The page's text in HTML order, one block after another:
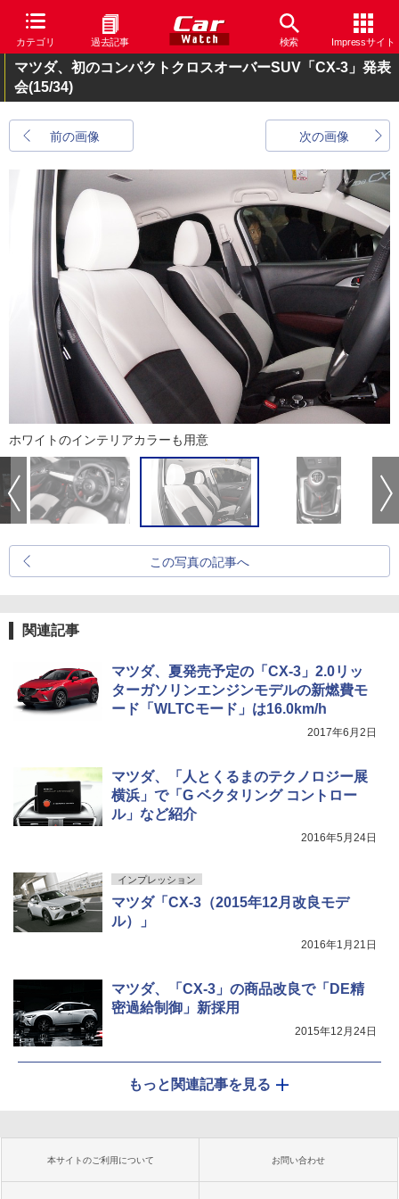
カテゴリ 過去記事 検索 Impressサイト
マツダ、初のコンパクトクロスオーバーSUV「CX-3」発表
会(15/34)
前の画像 次の画像
ホワイトのインテリアカラーも用意
この写真の記事へ
関連記事
マツダ、夏発売予定の「CX-3」2.0リッ
ターガソリンエンジンモデルの新燃費モ
ード「WLTCモード」は16.0km/h
2017年6月2日
マツダ、「人とくるまのテクノロジー展
横浜」で「G ベクタリング コントロー
ル」など紹介
2016年5月24日
インプレッション
マツダ「CX-3（2015年12月改良モデ
ル）」
2016年1月21日
マツダ、「CX-3」の商品改良で「DE精
密過給制御」新採用
2015年12月24日
もっと関連記事を見る
本サイトのご利用について お問い合わせ